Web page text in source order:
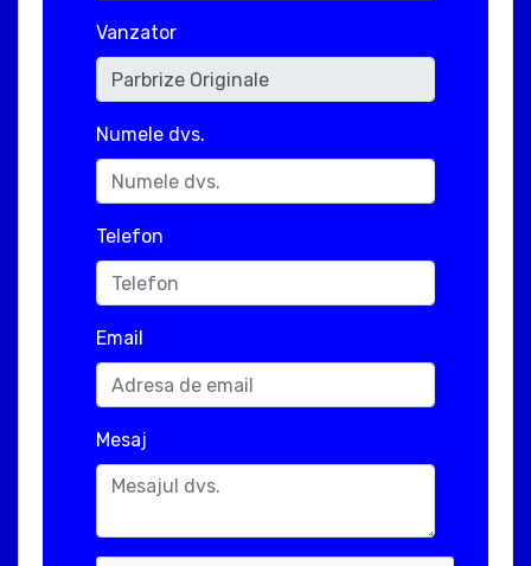
Vanzator
Numele dvs.
Telefon
Email
Mesaj